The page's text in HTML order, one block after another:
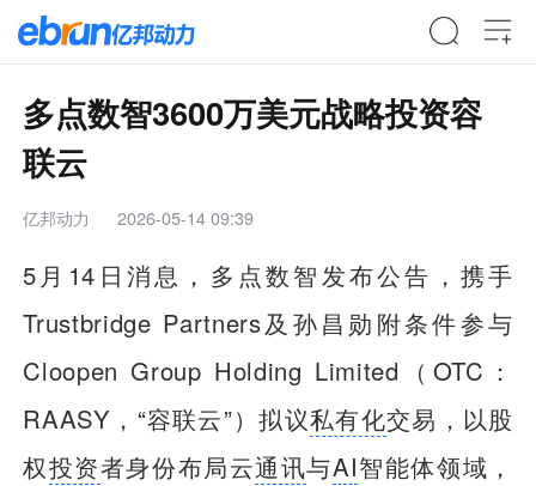
多点数智3600万美元战略投资容
联云
亿邦动力 2026-05-14 09:39
5月14日消息，多点数智发布公告，携手
Trustbridge Partners及孙昌勋附条件参与
Cloopen Group Holding Limited（OTC：
RAASY，“容联云”）拟议私有化交易，以股
权投资者身份布局云通讯与AI智能体领域，